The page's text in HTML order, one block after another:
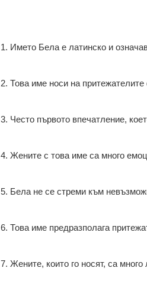
1. Името Бела е латинско и
2. Това име носи на
3. Често първото впечатление,
4. Жените с това име са много
5. Бела не се стреми към
6. Това име предразполага
7. Жените, които го носят, са